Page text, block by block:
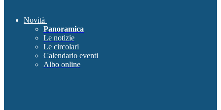
Novità
Panoramica
Le notizie
Le circolari
Calendario eventi
Albo online